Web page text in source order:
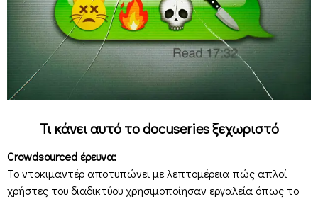
Τι κάνει αυτό το docuseries ξεχωριστό
Crowdsourced έρευνα:
Το ντοκιμαντέρ αποτυπώνει με λεπτομέρεια πώς απλοί
χρήστες του διαδικτύου χρησιμοποίησαν εργαλεία όπως το